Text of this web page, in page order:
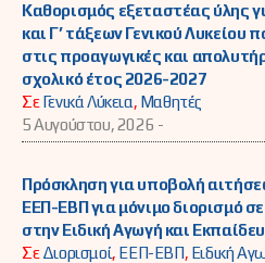
Καθορισμός εξεταστέας ύλης
και Γ’ τάξεων Γενικού Λυκείου
στις προαγωγικές και
σχολικό έτος 2026-2027
ΣεΓενικά Λύκεια, Μαθητές
5 Αυγούστου, 2026 -
Πρόσκληση για υποβολή
ΕΕΠ-ΕΒΠ για μόνιμο διορισμό
στην Ειδική Αγωγή και
ΣεΔιορισμοί, ΕΕΠ-ΕΒΠ, Ειδική